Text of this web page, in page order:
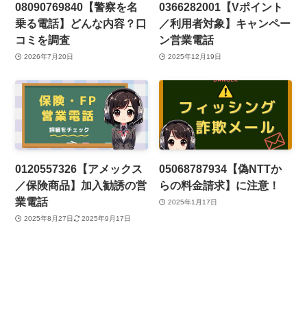
08090769840【警察を名
乗る電話】どんな内容？口
コミを調査
2026年7月20日
0366282001【Vポイント
／利用者対象】キャンペー
ン営業電話
2025年12月19日
0120557326【アメックス
／保険商品】加入勧誘の営
業電話
2025年8月27日 2025年9月17日
05068787934【偽NTTか
らの料金請求】に注意！
2025年1月17日